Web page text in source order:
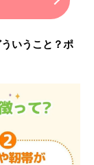
いうこと？ポ